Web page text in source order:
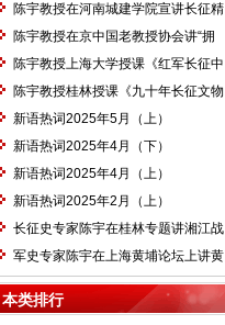
陈宇教授在河南城建学院宣讲长征精
神及红25军长征史
陈宇教授在京中国老教授协会讲“拥
抱中华新文明”
陈宇教授上海大学授课《红军长征中
的黄埔师生》
陈宇教授桂林授课《九十年长征文物
鉴赏》
新语热词2025年5月（上）
新语热词2025年4月（下）
新语热词2025年4月（上）
新语热词2025年2月（上）
长征史专家陈宇在桂林专题讲湘江战
役精神
军史专家陈宇在上海黄埔论坛上讲黄
埔精神与国家统一大业
本类排行